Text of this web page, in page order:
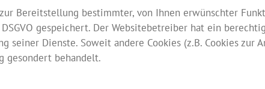
Bereitstellung bestimmter, von Ihnen erwünschter
gespeichert. Der Websitebetreiber hat ein
Dienste. Soweit andere Cookies (z.B. Cookies zur
gesondert behandelt.